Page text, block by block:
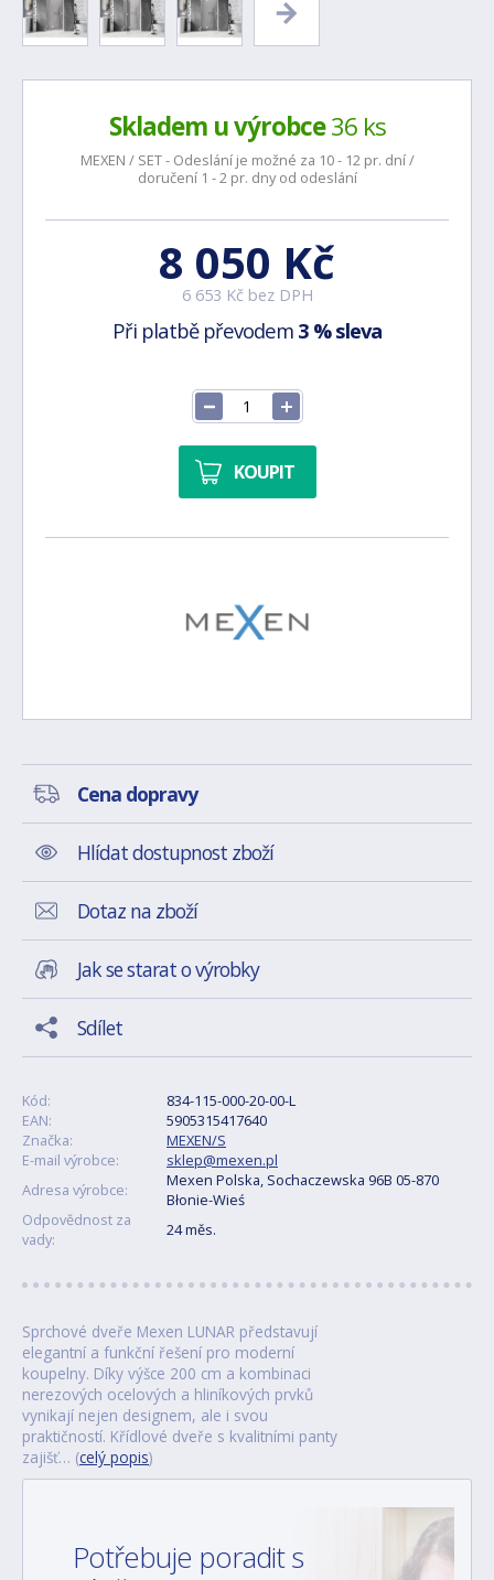
Skladem u výrobce36 ks
MEXEN / SET - Odeslání je možné za 10 - 12 pr. dní /
doručení 1 - 2 pr. dny od odeslání
8 050 Kč
6 653 Kč bez DPH
Při platbě převodem 3 % sleva
KOUPIT
Cena dopravy
Hlídat dostupnost zboží
Dotaz na zboží
Jak se starat o výrobky
Sdílet
Kód:
834-115-000-20-00-L
EAN:
5905315417640
Značka:
MEXEN/S
E-mail výrobce:
sklep@mexen.pl
Adresa výrobce:
Mexen Polska, Sochaczewska 96B 05-870
Błonie-Wieś
Odpovědnost za
vady:
24 měs.
Sprchové dveře Mexen LUNAR představují
elegantní a funkční řešení pro moderní
koupelny. Díky výšce 200 cm a kombinaci
nerezových ocelových a hliníkových prvků
vynikají nejen designem, ale i svou
praktičností. Křídlové dveře s kvalitními panty
zajišť… (celý popis)
Potřebuje poradit s